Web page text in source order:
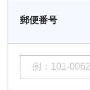
郵便番号